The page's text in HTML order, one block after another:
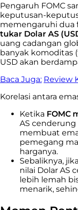
Pengaruh FOMC
keputusan-
memengaruhi dua
tukar Dolar AS
uang cadangan
banyak komoditas
USD akan
Baca Juga: Review
Korelasi antara
Ketika FOMC
AS
membuat
pemegang
harganya.
Sebaliknya, jika
nilai Dolar AS
lebih lemah
menarik,